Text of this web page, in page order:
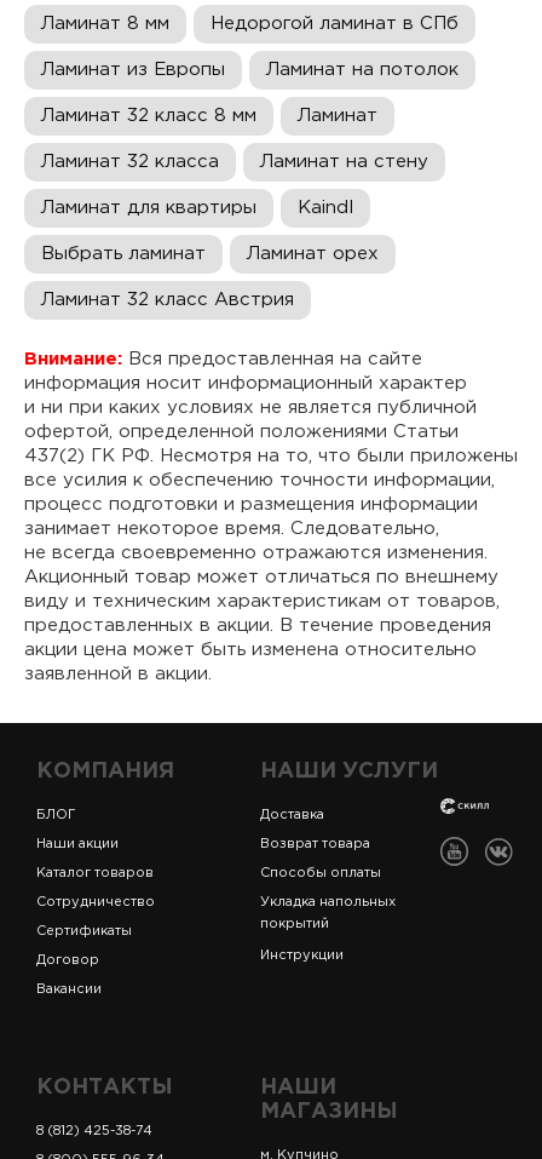
Ламинат 8 мм Недорогой ламинат в СПб
Ламинат из Европы Ламинат на потолок
Ламинат 32 класс 8 мм Ламинат
Ламинат 32 класса Ламинат на стену
Ламинат для квартиры Kaindl
Выбрать ламинат Ламинат орех
Ламинат 32 класс Австрия
Внимание: Вся предоставленная на сайте
информация носит информационный характер
и ни при каких условиях не является публичной
офертой, определенной положениями Статьи
437(2) ГК РФ. Несмотря на то, что были приложены
все усилия к обеспечению точности информации,
процесс подготовки и размещения информации
занимает некоторое время. Следовательно,
не всегда своевременно отражаются изменения.
Акционный товар может отличаться по внешнему
виду и техническим характеристикам от товаров,
предоставленных в акции. В течение проведения
акции цена может быть изменена относительно
заявленной в акции.
КОМПАНИЯ
БЛОГ
Наши акции
Каталог товаров
Сотрудничество
Сертификаты
Договор
Вакансии
НАШИ УСЛУГИ
Доставка
Возврат товара
Способы оплаты
Укладка напольных
покрытий
Инструкции
КОНТАКТЫ
8 (812) 425-38-74
НАШИ
МАГАЗИНЫ
м. Купчино